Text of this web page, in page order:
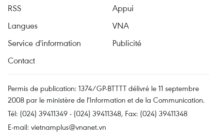
RSS
Appui
Langues
VNA
Service d'information
Publicité
Contact
Permis de publication: 1374/GP-BTTTT délivré le 11 septembre
2008 par le ministère de l'Information et de la Communication.
Tél: (024) 39411349 - (024) 39411348, Fax: (024) 39411348
E-mail: vietnamplus@vnanet.vn